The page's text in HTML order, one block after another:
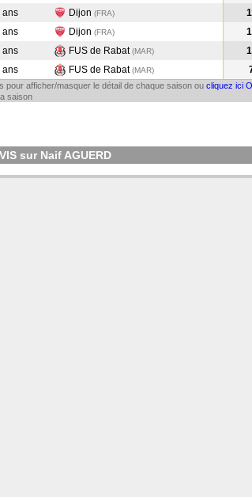
ans Dijon (FRA)
ans Dijon (FRA)
ans FUS de Rabat(MAR)
ans FUS de Rabat(MAR)
pour afficher/masquer le détail de chaque saison ou cliquez ici
saison
sur Naif AGUERD